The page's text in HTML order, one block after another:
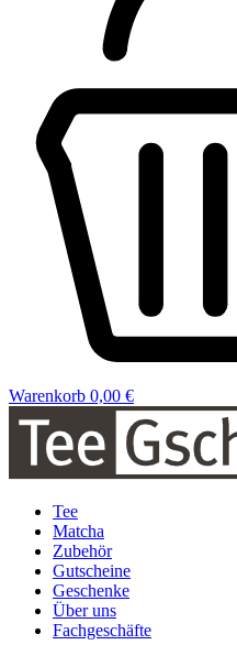
Warenkorb 0,00 €
Tee
Matcha
Zubehör
Gutscheine
Geschenke
Über uns
Fachgeschäfte